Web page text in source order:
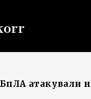
БпЛА атакували